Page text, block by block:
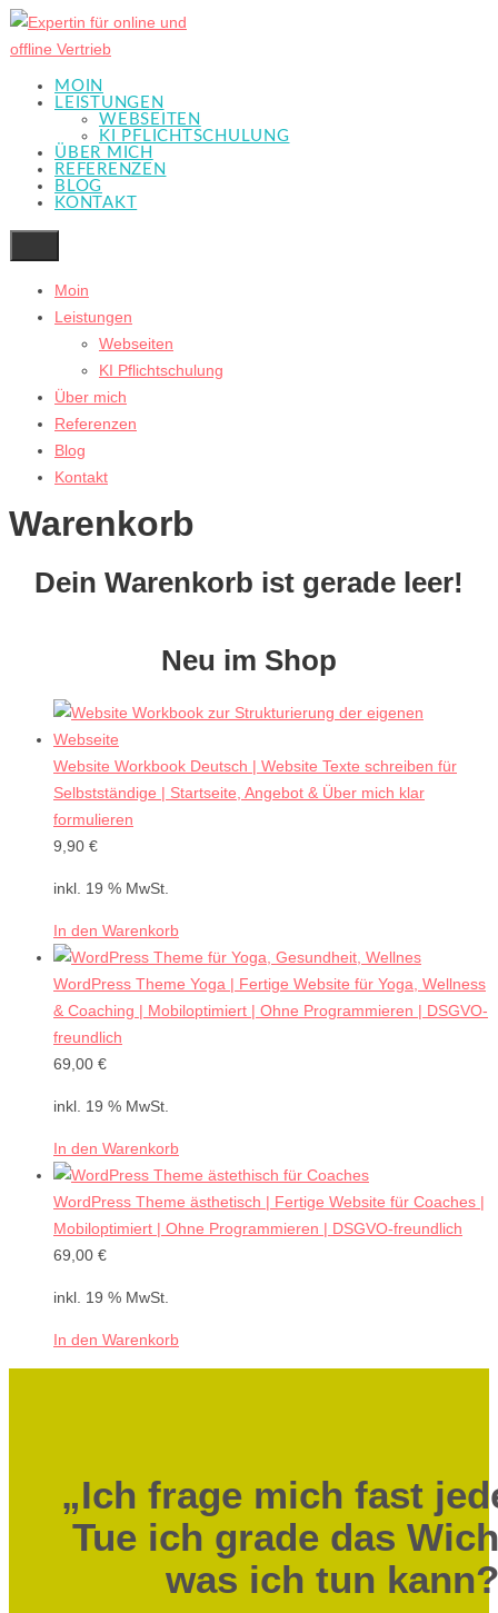
Zum
Inhalt
MOIN
LEISTUNGEN
WEBSEITEN
KI PFLICHTSCHULUNG
ÜBER MICH
REFERENZEN
BLOG
KONTAKT
Moin
Leistungen
Webseiten
KI Pflichtschulung
Über mich
Referenzen
Blog
Kontakt
Warenkorb
Dein Warenkorb ist gerade leer!
Neu im Shop
Website Workbook Deutsch | Website Texte schreiben für
Selbstständige | Startseite, Angebot & Über mich klar
formulieren
9,90 €
inkl. 19 % MwSt.
In den Warenkorb
WordPress Theme Yoga | Fertige Website für Yoga, Wellness
& Coaching | Mobiloptimiert | Ohne Programmieren | DSGVO-
freundlich
69,00 €
inkl. 19 % MwSt.
In den Warenkorb
WordPress Theme ästhetisch | Fertige Website für Coaches |
Mobiloptimiert | Ohne Programmieren | DSGVO-freundlich
69,00 €
inkl. 19 % MwSt.
In den Warenkorb
„Ich frage mich fast
Tue ich grade das
was ich tun